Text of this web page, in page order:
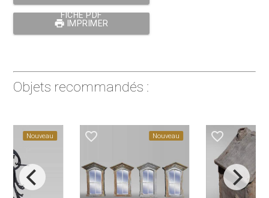
FICHE PDF
print IMPRIMER
Objets recommandés :
Nouveau favorite_border Nouveau favorite_border